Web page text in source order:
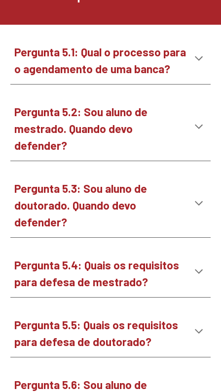
Pergunta 5.1: Qual o processo para
o agendamento de uma banca?
Pergunta 5.2: Sou aluno de
mestrado. Quando devo
defender?
Pergunta 5.3: Sou aluno de
doutorado. Quando devo
defender?
Pergunta 5.4: Quais os requisitos
para defesa de mestrado?
Pergunta 5.5: Quais os requisitos
para defesa de doutorado?
Pergunta 5.6: Sou aluno de